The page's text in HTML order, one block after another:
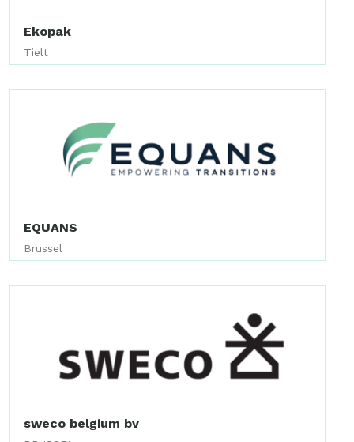
Ekopak
Tielt
EQUANS
Brussel
sweco belgium bv